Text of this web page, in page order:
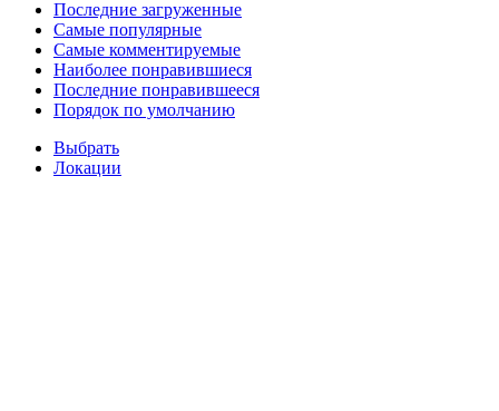
Последние загруженные
Самые популярные
Самые комментируемые
Наиболее понравившиеся
Последние понравившееся
Порядок по умолчанию
Выбрать
Локации